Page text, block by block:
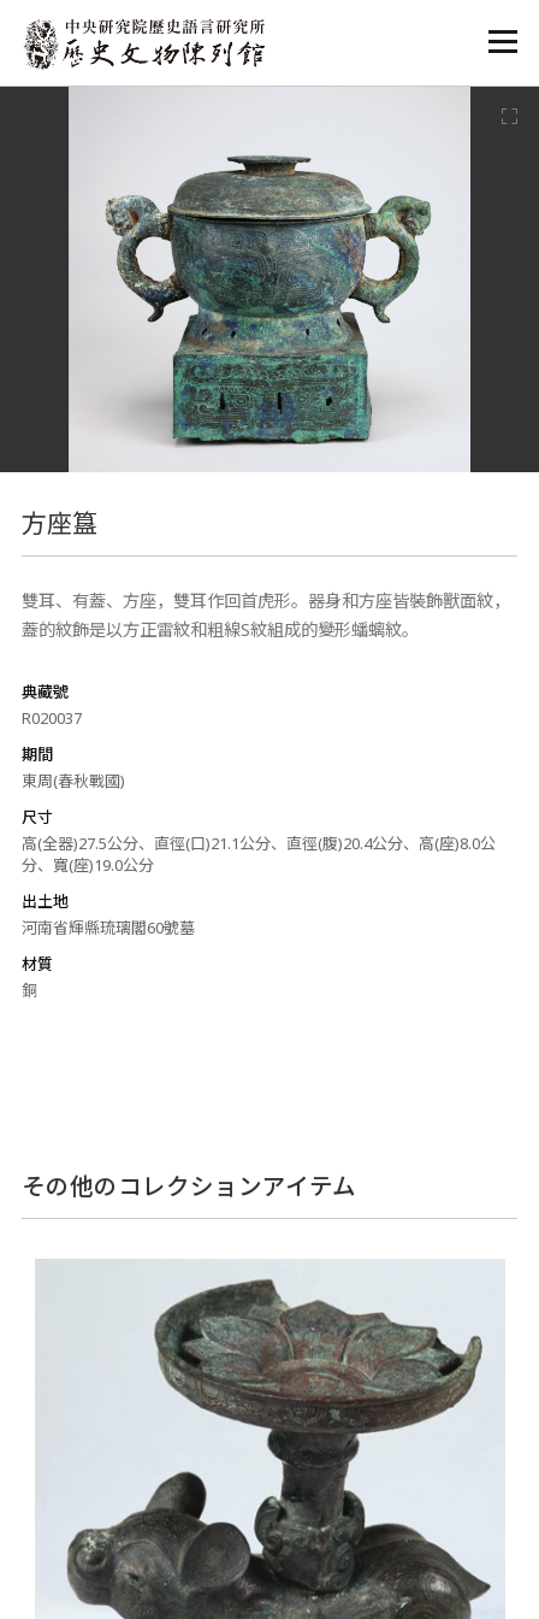
:::
方座簋
雙耳、有蓋、方座，雙耳作回首虎形。器身和方座皆裝飾獸面紋，
蓋的紋飾是以方正雷紋和粗線S紋組成的變形蟠螭紋。
典藏號
R020037
期間
東周(春秋戰國)
尺寸
高(全器)27.5公分、直徑(口)21.1公分、直徑(腹)20.4公分、高(座)8.0公
分、寬(座)19.0公分
出土地
河南省輝縣琉璃閣60號墓
材質
銅
その他のコレクションアイテム